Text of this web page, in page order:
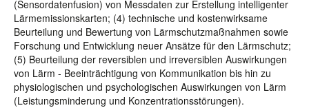
(Sensordatenfusion) von Messdaten zur Erstellung intelligenter
Lärmemissionskarten; (4) technische und kostenwirksame
Beurteilung und Bewertung von Lärmschutzmaßnahmen sowie
Forschung und Entwicklung neuer Ansätze für den Lärmschutz;
(5) Beurteilung der reversiblen und irreversiblen Auswirkungen
von Lärm - Beeinträchtigung von Kommunikation bis hin zu
physiologischen und psychologischen Auswirkungen von Lärm
(Leistungsminderung und Konzentrationsstörungen).